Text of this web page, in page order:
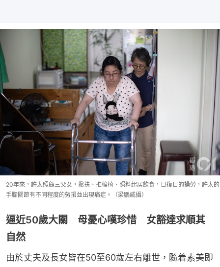
20年來，許太照顧三父女，攙扶、推輪椅、照料起居飲食，日復日的操勞，許太的
手腳關節有不同程度的勞損並出現痛症。（梁鵬威攝）
逼近50歲大關 母憂心嘆珍惜 女豁達求順其
自然
由於丈夫及長女皆在50至60歲左右離世，隨着素美即